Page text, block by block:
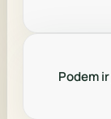
Podem